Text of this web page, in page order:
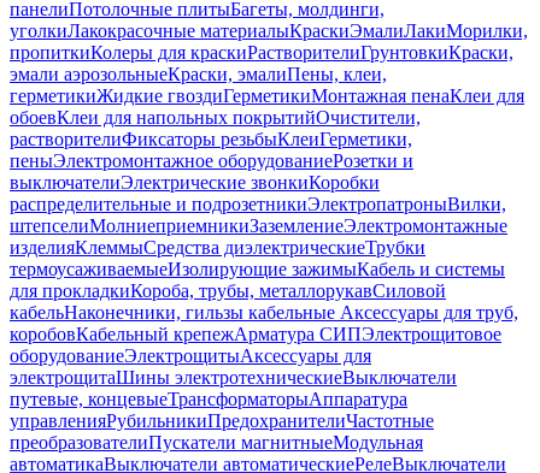
панелиПотолочные плитыБагеты, молдинги,
уголкиЛакокрасочные материалыКраскиЭмалиЛакиМорилки,
пропиткиКолеры для краскиРастворителиГрунтовкиКраски,
эмали аэрозольныеКраски, эмалиПены, клеи,
герметикиЖидкие гвоздиГерметикиМонтажная пенаКлеи для
обоевКлеи для напольных покрытийОчистители,
растворителиФиксаторы резьбыКлеиГерметики,
пеныЭлектромонтажное оборудованиеРозетки и
выключателиЭлектрические звонкиКоробки
распределительные и подрозетникиЭлектропатроныВилки,
штепселиМолниеприемникиЗаземлениеЭлектромонтажные
изделияКлеммыСредства диэлектрическиеТрубки
термоусаживаемыеИзолирующие зажимыКабель и системы
для прокладкиКороба, трубы, металлорукавСиловой
кабельНаконечники, гильзы кабельные Аксессуары для труб,
коробовКабельный крепежАрматура СИПЭлектрощитовое
оборудованиеЭлектрощитыАксессуары для
электрощитаШины электротехническиеВыключатели
путевые, концевыеТрансформаторыАппаратура
управленияРубильникиПредохранителиЧастотные
преобразователиПускатели магнитныеМодульная
автоматикаВыключатели автоматическиеРелеВыключатели